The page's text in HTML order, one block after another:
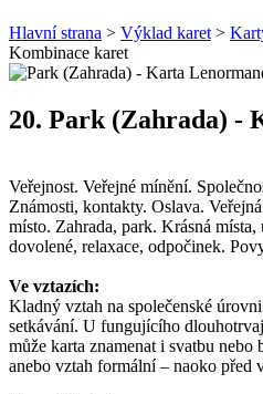
Hlavní strana > Výklad karet >
Kombinace karet
20. Park (Zahrada) -
Veřejnost. Veřejné mínění.
Známosti, kontakty. Oslava.
místo. Zahrada, park. Krásná
dovolené, relaxace, odpočinek.
Ve vztazích:
Kladný vztah na společenské
setkávání. U fungujícího
může karta znamenat i svatbu nebo
anebo vztah formální – naoko před